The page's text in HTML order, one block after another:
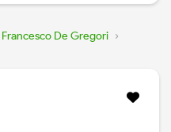
Francesco De Gregori ›